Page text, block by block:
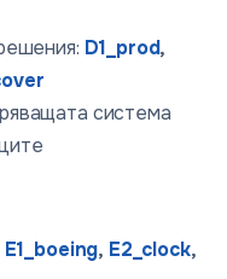
D1_prod,
система
E1_boeing, E2_clock,